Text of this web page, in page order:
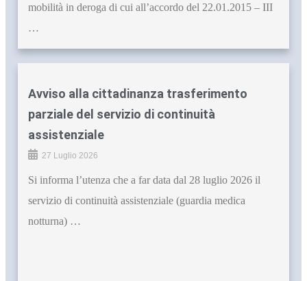
mobilità in deroga di cui all’accordo del 22.01.2015 – III
…
Avviso alla cittadinanza trasferimento
parziale del servizio di continuità
assistenziale
27 Luglio 2026
Si informa l’utenza che a far data dal 28 luglio 2026 il
servizio di continuità assistenziale (guardia medica
notturna) …